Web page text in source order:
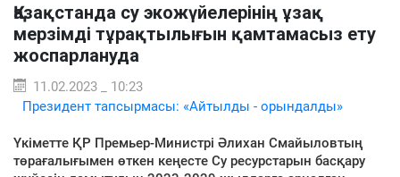
Қазақстанда су экожүйелерінің ұзақ
мерзімді тұрақтылығын қамтамасыз ету
жоспарлануда
11.02.2023 _ 10:23
Президент тапсырмасы: «Айтылды - орындалды»
Үкіметте ҚР Премьер-Министрі Әлихан Смайыловтың
төрағалығымен өткен кеңесте Су ресурстарын басқару